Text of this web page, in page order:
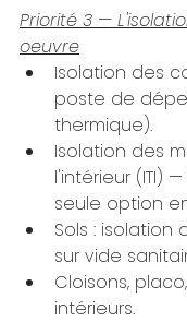
Priorité 3 —
oeuvre
Isolation des
poste de
thermique).
Isolation des
l'intérieur (ITI)
seule option
Sols : isolation
sur vide
Cloisons,
intérieurs.